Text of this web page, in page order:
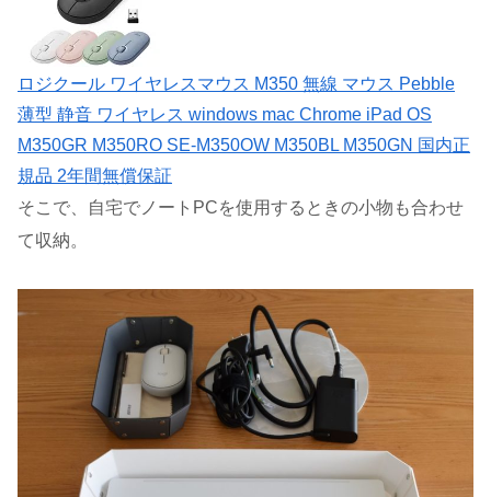
ロジクール ワイヤレスマウス M350 無線 マウス Pebble
薄型 静音 ワイヤレス windows mac Chrome iPad OS
M350GR M350RO SE-M350OW M350BL M350GN 国内正
規品 2年間無償保証
そこで、自宅でノートPCを使用するときの小物も合わせ
て収納。